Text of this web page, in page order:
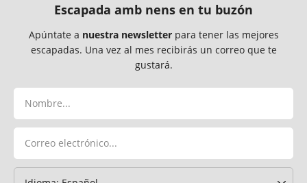
Escapada amb nens en tu buzón
Apúntate a nuestra newsletterpara tener las mejores
escapadas. Una vez al mes recibirás un correo que te
gustará.